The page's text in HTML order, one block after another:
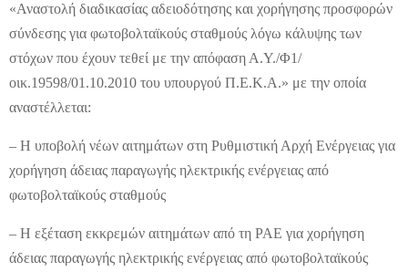
«Αναστολή διαδικασίας αδειοδότησης και χορήγησης προσφορών
σύνδεσης για φωτοβολταϊκούς σταθμούς λόγω κάλυψης των
στόχων που έχουν τεθεί με την απόφαση Α.Υ./Φ1/
οικ.19598/01.10.2010 του υπουργού Π.Ε.Κ.Α.» με την οποία
αναστέλλεται:
– Η υποβολή νέων αιτημάτων στη Ρυθμιστική Αρχή Ενέργειας για
χορήγηση άδειας παραγωγής ηλεκτρικής ενέργειας από
φωτοβολταϊκούς σταθμούς
– Η εξέταση εκκρεμών αιτημάτων από τη ΡΑΕ για χορήγηση
άδειας παραγωγής ηλεκτρικής ενέργειας από φωτοβολταϊκούς